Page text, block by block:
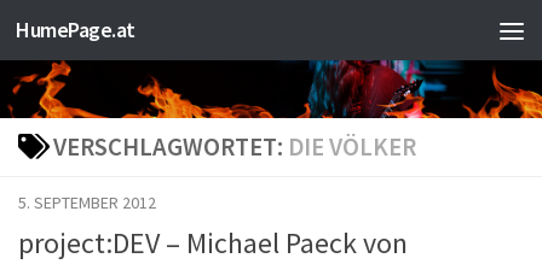
Zum Inhalt springen
HumePage.at
VERSCHLAGWORTET: DIE VÖLKER
5. SEPTEMBER 2012
project:DEV – Michael Paeck von